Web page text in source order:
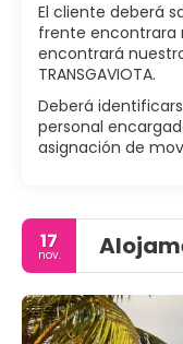
El cliente deberá
frente encontrara
encontrará
TRANSGAVIOTA.
Deberá
personal
asignación de
17
nov.